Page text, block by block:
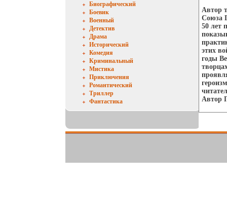
Биографический
Боевик
Военный
Детектив
Драма
Исторический
Комедия
Криминальный
Мистика
Приключения
Романтический
Триллер
Фантастика
Автор
Союза
50 лет
этих
годы
Автор